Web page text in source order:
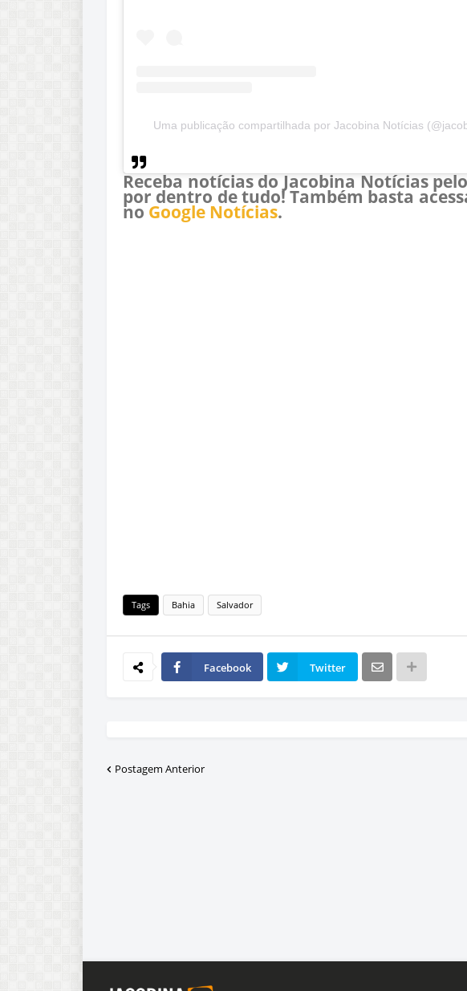
Uma publicação compartilhada por Jacobina Notícias
Receba notícias do Jacobina Notícias
por dentro de tudo! Também basta
no Google Notícias.
Tags Bahia Salvador
Facebook Twitter
Postagem Anterior